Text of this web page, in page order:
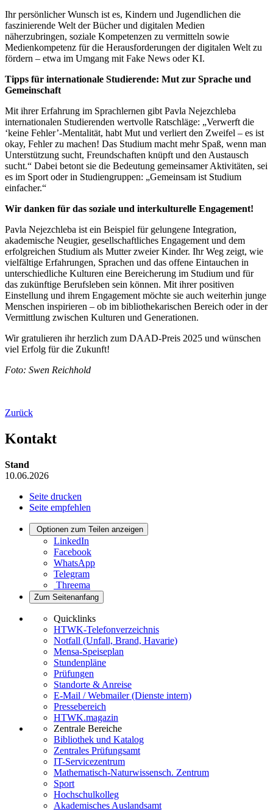
Ihr persönlicher Wunsch ist es, Kindern und Jugendlichen die
faszinierende Welt der Bücher und digitalen Medien
näherzubringen, soziale Kompetenzen zu vermitteln sowie
Medienkompetenz für die Herausforderungen der digitalen Welt zu
fördern – etwa im Umgang mit Fake News oder KI.
Tipps für internationale Studierende: Mut zur Sprache und
Gemeinschaft
Mit ihrer Erfahrung im Sprachlernen gibt Pavla Nejezchleba
internationalen Studierenden wertvolle Ratschläge: „Verwerft die
‘keine Fehler’-Mentalität, habt Mut und verliert den Zweifel – es ist
okay, Fehler zu machen! Das Studium macht mehr Spaß, wenn man
Unterstützung sucht, Freundschaften knüpft und den Austausch
sucht.“ Dabei betont sie die Bedeutung gemeinsamer Aktivitäten, sei
es im Sport oder in Studiengruppen: „Gemeinsam ist Studium
einfacher.“
Wir danken für das soziale und interkulturelle Engagement!
Pavla Nejezchleba ist ein Beispiel für gelungene Integration,
akademische Neugier, gesellschaftliches Engagement und dem
erfolgreichen Studium als Mutter zweier Kinder. Ihr Weg zeigt, wie
vielfältige Erfahrungen, Sprachen und das offene Eintauchen in
unterschiedliche Kulturen eine Bereicherung im Studium und für
das zukünftige Berufsleben sein können. Mit ihrer positiven
Einstellung und ihrem Engagement möchte sie auch weiterhin junge
Menschen inspirieren – ob im bibliothekarischen Bereich oder in der
Vermittlung zwischen Kulturen und Generationen.
Wir gratulieren ihr herzlich zum DAAD-Preis 2025 und wünschen
viel Erfolg für die Zukunft!
Foto: Swen Reichhold
Zurück
Kontakt
Stand
10.06.2026
Seite drucken
Seite empfehlen
Optionen zum Teilen anzeigen
LinkedIn
Facebook
WhatsApp
Telegram
Threema
Zum Seitenanfang
Quicklinks
HTWK-Telefonverzeichnis
Notfall (Unfall, Brand, Havarie)
Mensa-Speiseplan
Stundenpläne
Prüfungen
Standorte & Anreise
E-Mail / Webmailer (Dienste intern)
Pressebereich
HTWK.magazin
Zentrale Bereiche
Bibliothek und Katalog
Zentrales Prüfungsamt
IT-Servicezentrum
Mathematisch-Naturwissensch. Zentrum
Sport
Hochschulkolleg
Akademisches Auslandsamt